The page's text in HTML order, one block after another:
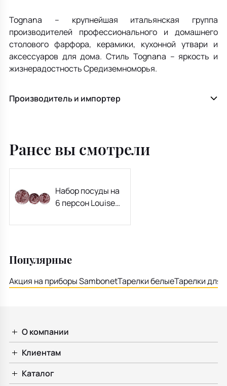
Tognana – крупнейшая итальянская группа
производителей профессионального и домашнего
столового фарфора, керамики, кухонной утвари и
аксессуаров для дома. Стиль Tognana – яркость и
жизнерадостность Средиземноморья.
Производитель и импортер
Ранее вы смотрели
Набор посуды на
6 персон Louise
Bordeaux, 18
Популярные
Акция на приборы SambonetТарелки белыеТарелки для
О компании
Клиентам
Каталог